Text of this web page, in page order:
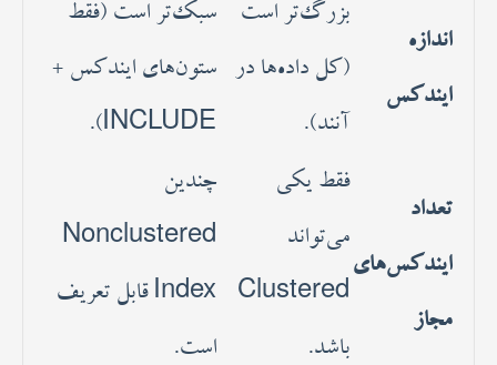
اندازه
ایندکس
بزرگ‌تر است
(کل داده‌ها در
آنند).
سبک‌تر است (فقط
ستون‌های ایندکس +
INCLUDE).
تعداد
ایندکس‌های
مجاز
فقط یکی
می‌تواند
Clustered
باشد.
چندین
Nonclustered
Index قابل تعریف
است.